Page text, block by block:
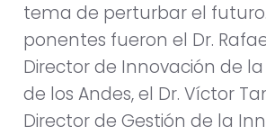
tema de perturbar el
ponentes fueron el Dr.
Director de Innovación de la
de los Andes, el Dr. Víctor
Director de Gestión de la